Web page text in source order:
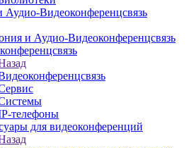
Аудио-Видеоконференцсвязь
и Аудио-Видеоконференцсвязь
телефоны
для видеоконференций